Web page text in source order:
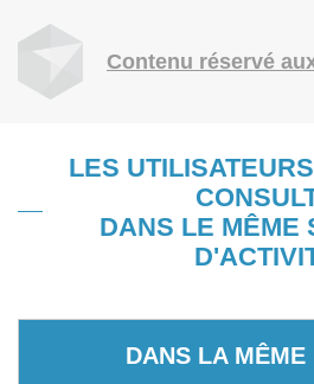
Contenu réservé
LES
DANS LE MÊME
DANS LA MÊME